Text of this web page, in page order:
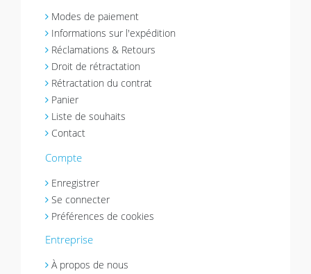
Modes de paiement
Informations sur l'expédition
Réclamations & Retours
Droit de rétractation
Rétractation du contrat
Panier
Liste de souhaits
Contact
Compte
Enregistrer
Se connecter
Préférences de cookies
Entreprise
À propos de nous